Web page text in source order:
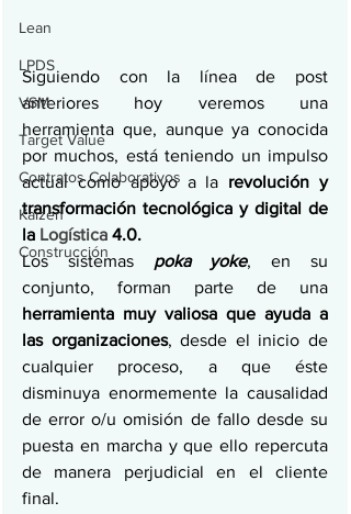
Lean
LPDS
VSM
Target Value
Contratos Colaborativos
Kaizen
Construcción
Siguiendo con la línea de post
anteriores hoy veremos una
herramienta que, aunque ya conocida
por muchos, está teniendo un impulso
actual como apoyo a la revolución y
transformación tecnológica y digital de
la Logística 4.0.
Los sistemas poka yoke, en su
herramienta muy valiosa que ayuda a
las organizaciones, desde el inicio de
cualquier proceso, a que éste
disminuya enormemente la causalidad
de error o/u omisión de fallo desde su
puesta en marcha y que ello repercuta
de manera perjudicial en el cliente
final.